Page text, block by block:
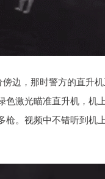
，那时警方的直升机
激光瞄准直升机，机
。视频中不错听到机